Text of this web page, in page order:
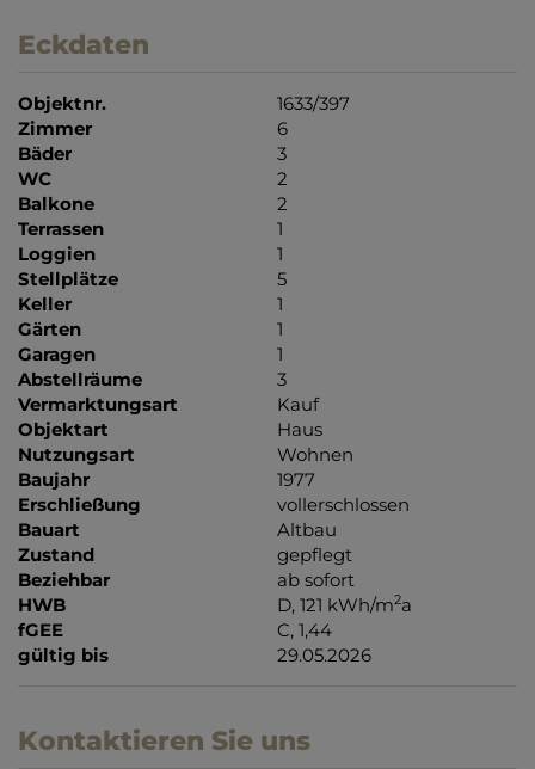
Eckdaten
Objektnr.
1633/397
Zimmer
6
Bäder
3
WC
2
Balkone
2
Terrassen
1
Loggien
1
Stellplätze
5
Keller
1
Gärten
1
Garagen
1
Abstellräume
3
Vermarktungsart
Kauf
Objektart
Haus
Nutzungsart
Wohnen
Baujahr
1977
Erschließung
vollerschlossen
Bauart
Altbau
Zustand
gepflegt
Beziehbar
ab sofort
HWB
D, 121 kWh/m2a
fGEE
C, 1,44
gültig bis
29.05.2026
Kontaktieren Sie uns